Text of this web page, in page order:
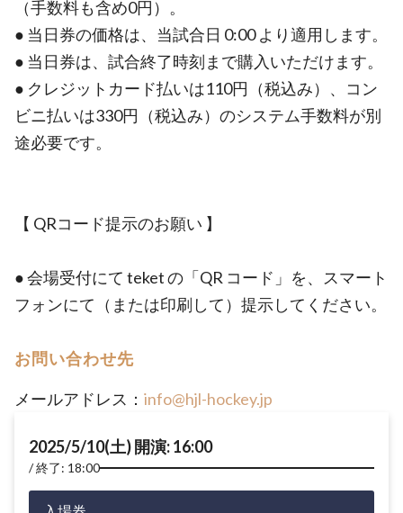
（手数料も含め0円）。
● 当日券の価格は、当試合日 0:00 より適用します。
● 当日券は、試合終了時刻まで購入いただけます。
● クレジットカード払いは110円（税込み）、コン
ビニ払いは330円（税込み）のシステム手数料が別
途必要です。
【 QRコード提示のお願い 】
● 会場受付にて teket の「QR コード」を、スマート
フォンにて（または印刷して）提示してください。
お問い合わせ先
メールアドレス： info@hjl-hockey.jp
2025/5/10(土) 開演: 16:00
終了: 18:00